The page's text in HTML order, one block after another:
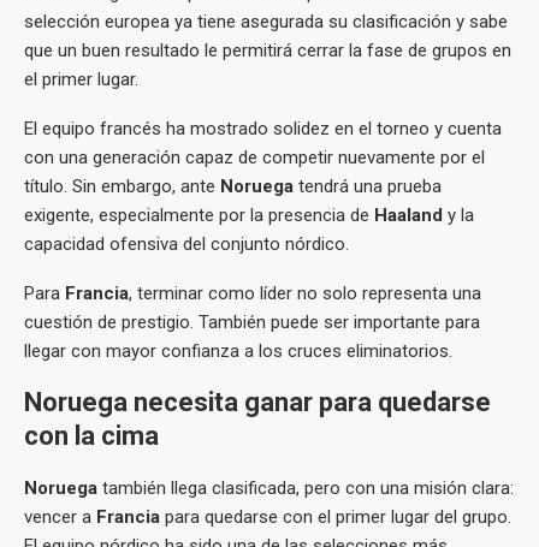
selección europea ya tiene asegurada su clasificación y sabe
que un buen resultado le permitirá cerrar la fase de grupos en
el primer lugar.
El equipo francés ha mostrado solidez en el torneo y cuenta
con una generación capaz de competir nuevamente por el
título. Sin embargo, ante Noruega tendrá una prueba
exigente, especialmente por la presencia de Haaland y la
capacidad ofensiva del conjunto nórdico.
Para Francia, terminar como líder no solo representa una
cuestión de prestigio. También puede ser importante para
llegar con mayor confianza a los cruces eliminatorios.
Noruega necesita ganar para quedarse
con la cima
Noruega también llega clasificada, pero con una misión clara:
vencer a Francia para quedarse con el primer lugar del grupo.